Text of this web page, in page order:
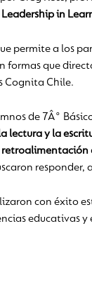
Leadership in
permite a los
que
Cognita Chile.
de 7Â°
lecturay la
retroalimentación
con
educativas